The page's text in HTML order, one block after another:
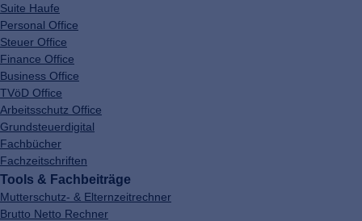
Suite Haufe
Personal Office
Steuer Office
Finance Office
Business Office
TVöD Office
Arbeitsschutz Office
Grundsteuerdigital
Fachbücher
Fachzeitschriften
Tools & Fachbeiträge
Mutterschutz- & Elternzeitrechner
Brutto Netto Rechner